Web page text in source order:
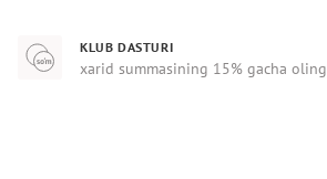
KLUB DASTURI
xarid summasining 15% gacha oling